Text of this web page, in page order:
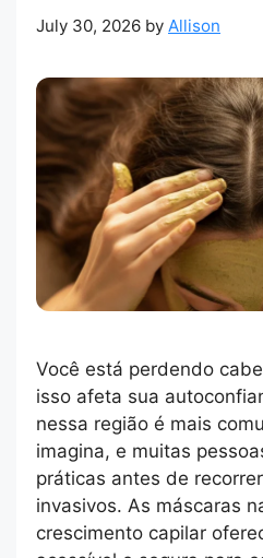
July 30, 2026 by Allison
Você está perdendo
isso afeta sua
nessa região é mais
imagina, e muitas
práticas antes de
invasivos. As máscaras
crescimento capilar